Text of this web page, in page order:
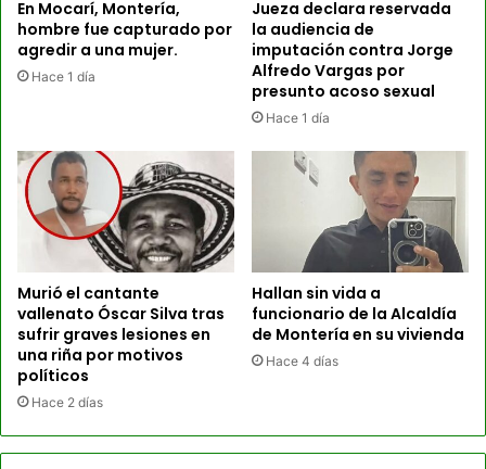
En Mocarí, Montería,
hombre fue capturado por
agredir a una mujer.
Hace 1 día
Jueza declara reservada
la audiencia de
imputación contra Jorge
Alfredo Vargas por
presunto acoso sexual
Hace 1 día
Murió el cantante
vallenato Óscar Silva tras
sufrir graves lesiones en
una riña por motivos
políticos
Hace 2 días
Hallan sin vida a
funcionario de la Alcaldía
de Montería en su vivienda
Hace 4 días